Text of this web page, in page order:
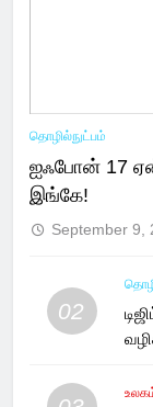
தொழில்நுட்பம்
ஐஃபோன் 17
இங்கே!
September 9,
02